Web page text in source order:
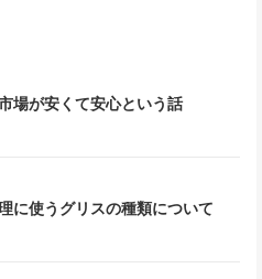
場が安くて安心という話
に使うグリスの種類について